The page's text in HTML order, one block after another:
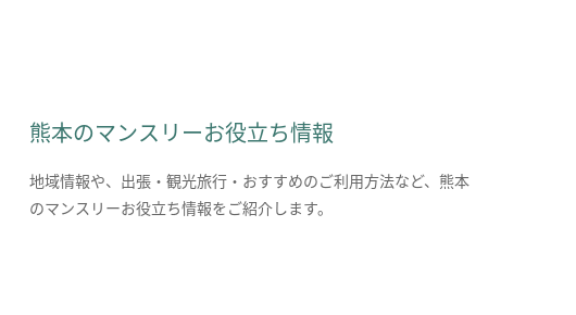
熊本のマンスリーお役立ち情報
地域情報や、出張・観光旅行・おすすめのご利用方法など、熊本
のマンスリーお役立ち情報をご紹介します。